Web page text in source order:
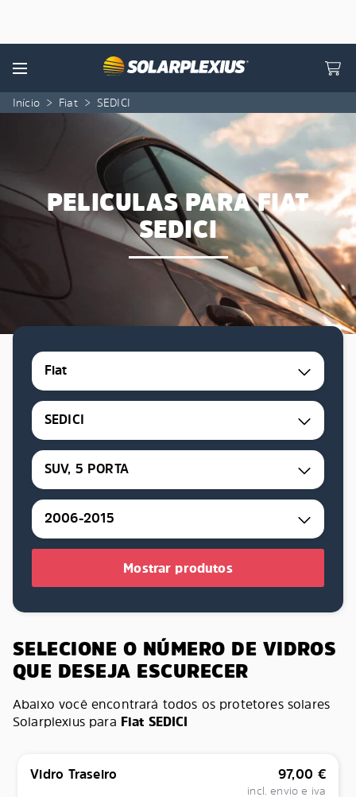
Menu
Início > Fiat > SEDICI
PELICULAS PARA FIAT
SEDICI
Fiat
SEDICI
SUV, 5 PORTA
2006-2015
Mostrar produtos
SELECIONE O NÚMERO DE VIDROS
QUE DESEJA ESCURECER
Abaixo você encontrará todos os protetores solares
Solarplexius para Fiat SEDICI
Vidro Traseiro 97,00 €
incl. envio e iva